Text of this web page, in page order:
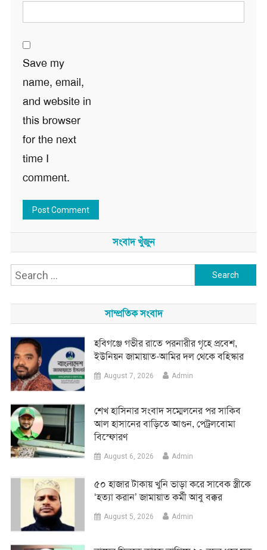
Save my
name, email,
and website in
this browser
for the next
time I
comment.
সংবাদ খুঁজুন
Search
সাম্প্রতিক সংবাদ
হবিগঞ্জে গভীর রাতে পরনারীর গৃহে প্রবেশ,
ইউনিয়ন জামায়াত-আমির দল থেকে বহিস্কার
August 7, 2026 Admin
শেখ হাসিনার সংবাদ সম্মেলনের পর সাকিব
আল হাসানের বাড়িতে আগুন, পেট্রলবোমা
বিস্ফোরণ
August 6, 2026 Admin
৫০ হাজার টাকায় খুনি ভাড়া করে সাবেক স্ত্রীকে
‘হত্যা করান’ জামায়াত কর্মী আবু বক্কর
August 5, 2026 Admin